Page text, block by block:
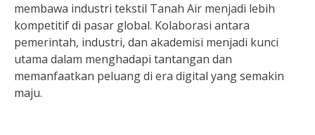
membawa industri tekstil Tanah Air menjadi lebih
kompetitif di pasar global. Kolaborasi antara
pemerintah, industri, dan akademisi menjadi kunci
utama dalam menghadapi tantangan dan
memanfaatkan peluang di era digital yang semakin
maju.